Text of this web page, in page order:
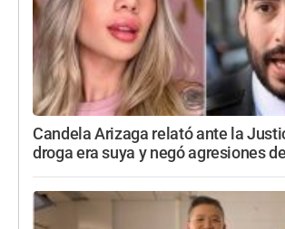
Candela Arizaga relató ante la
droga era suya y negó agresiones